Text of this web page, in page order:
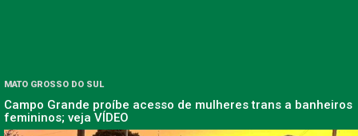
MATO GROSSO DO SUL
Campo Grande proíbe acesso de mulheres trans a banheiros
femininos; veja VÍDEO